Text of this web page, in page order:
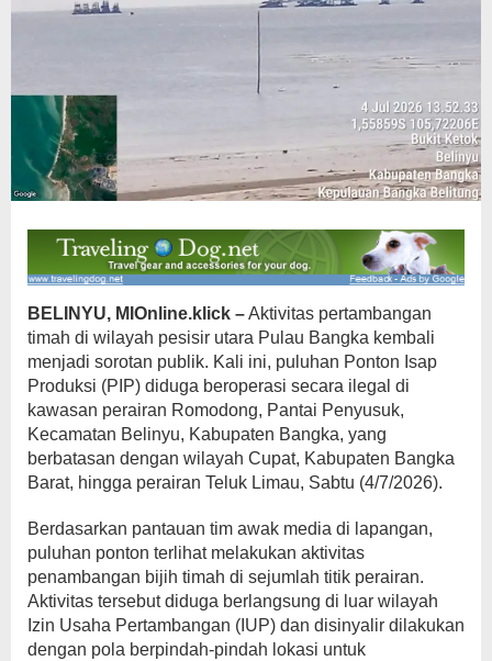
BELINYU, MIOnline.klick –Aktivitas pertambangan
timah di wilayah pesisir utara Pulau Bangka kembali
menjadi sorotan publik. Kali ini, puluhan Ponton Isap
Produksi (PIP) diduga beroperasi secara ilegal di
kawasan perairan Romodong, Pantai Penyusuk,
Kecamatan Belinyu, Kabupaten Bangka, yang
berbatasan dengan wilayah Cupat, Kabupaten Bangka
Barat, hingga perairan Teluk Limau, Sabtu (4/7/2026).
Berdasarkan pantauan tim awak media di lapangan,
puluhan ponton terlihat melakukan aktivitas
penambangan bijih timah di sejumlah titik perairan.
Aktivitas tersebut diduga berlangsung di luar wilayah
Izin Usaha Pertambangan (IUP) dan disinyalir dilakukan
dengan pola berpindah-pindah lokasi untuk